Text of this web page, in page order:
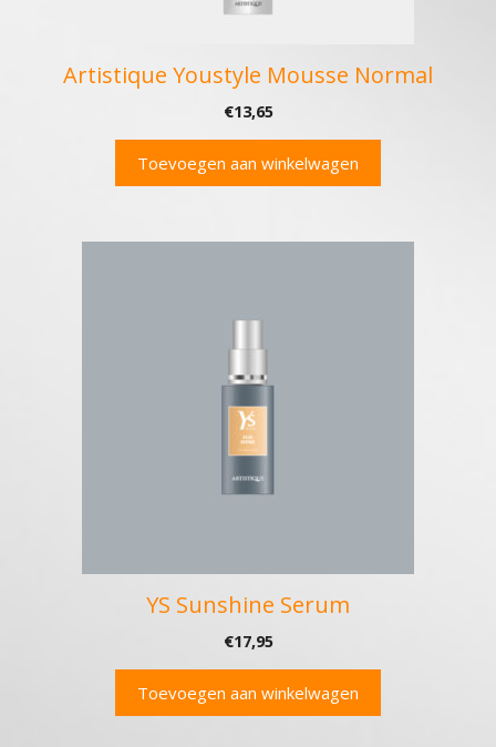
Artistique Youstyle Mousse Normal
€13,65
Toevoegen aan winkelwagen
YS Sunshine Serum
€17,95
Toevoegen aan winkelwagen